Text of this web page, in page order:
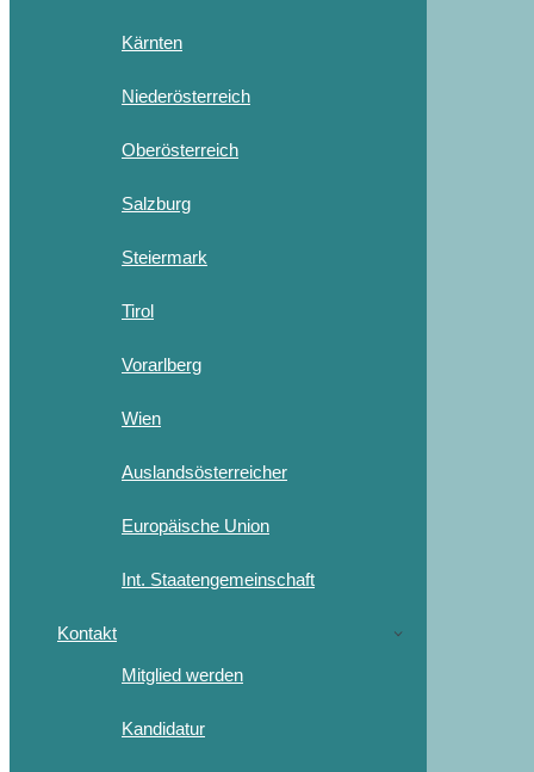
Kärnten
Niederösterreich
Oberösterreich
Salzburg
Steiermark
Tirol
Vorarlberg
Wien
Auslandsösterreicher
Europäische Union
Int. Staatengemeinschaft
Kontakt
Mitglied werden
Kandidatur